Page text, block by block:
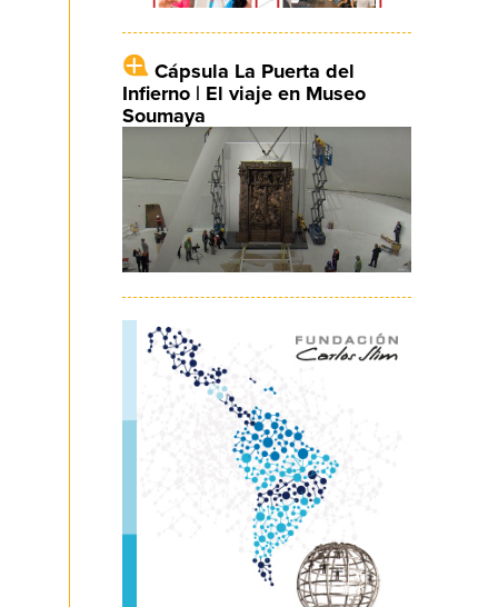
Cápsula La Puerta del
Infierno | El viaje en Museo
Soumaya